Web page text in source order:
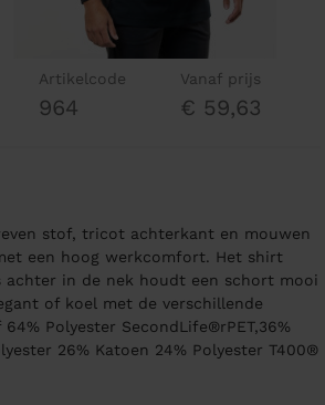
Artikelcode
964
Vanaf prijs
€ 59,63
stof, tricot achterkant en mouwen
een hoog werkcomfort. Het shirt
achter in de nek houdt een schort mooi
of koel met de verschillende
Polyester SecondLife®rPET,36%
26% Katoen 24% Polyester T400®